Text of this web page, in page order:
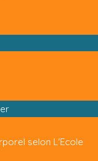
selon L'Ecole